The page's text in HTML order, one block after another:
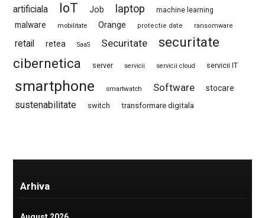
artificiala
IoT Job laptop machine learning
malware mobilitate Orange protectie date ransomware
retail retea SaaS Securitate
securitate
cibernetica
server servicii servicii cloud servicii IT
smartphone smartwatch Software stocare
sustenabilitate switch transformare digitala
Arhiva